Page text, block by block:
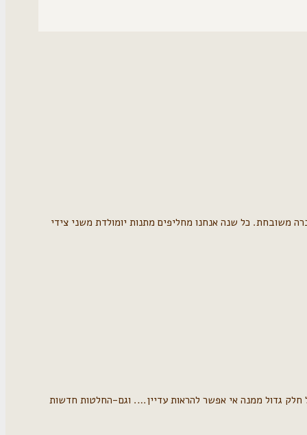
משובחת. כל שנה אנחנו מחליפים מתנות יומולדת משני צידי
חלק גדול ממנה אי אפשר להראות עדיין…. וגם-החלטות חדשות